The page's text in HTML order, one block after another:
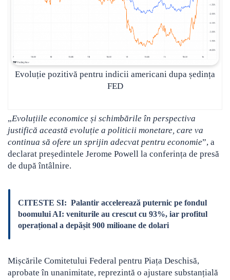
Evoluție pozitivă pentru indicii americani dupa ședința
FED
„Evoluțiile economice și schimbările în perspectiva
justifică această evoluție a politicii monetare, care va
continua să ofere un sprijin adecvat pentru economie”, a
declarat președintele Jerome Powell la conferința de presă
de după întâlnire.
CITESTE SI: Palantir accelerează puternic pe fondul
boomului AI: veniturile au crescut cu 93%, iar profitul
operațional a depășit 900 milioane de dolari
Mișcările Comitetului Federal pentru Piața Deschisă,
aprobate în unanimitate, reprezintă o ajustare substanțială